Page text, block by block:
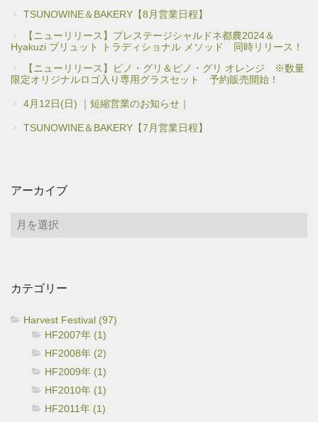
TSUNOWINE＆BAKERY【8月営業日程】
【ニューリリース】プレステージシャルドネ都農2024＆
Hyakuzi ブリュット トラディショナル メソッド 同時リリース！
【ニューリリース】ピノ・グリ＆ピノ・グリ オレンジ ※数量
限定オリジナルロゴ入り専用グラスセット 予約販売開始！
4月12日(日) ｜短縮営業のお知らせ｜
TSUNOWINE＆BAKERY【7月営業日程】
アーカイブ
ア
ブ
カテゴリー
Harvest Festival (97)
HF2007年 (1)
HF2008年 (2)
HF2009年 (1)
HF2010年 (1)
HF2011年 (1)